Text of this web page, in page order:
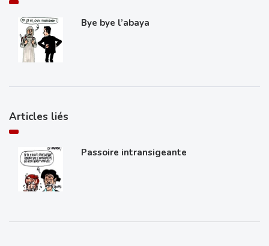
Bye bye l’abaya
Articles liés
Passoire intransigeante